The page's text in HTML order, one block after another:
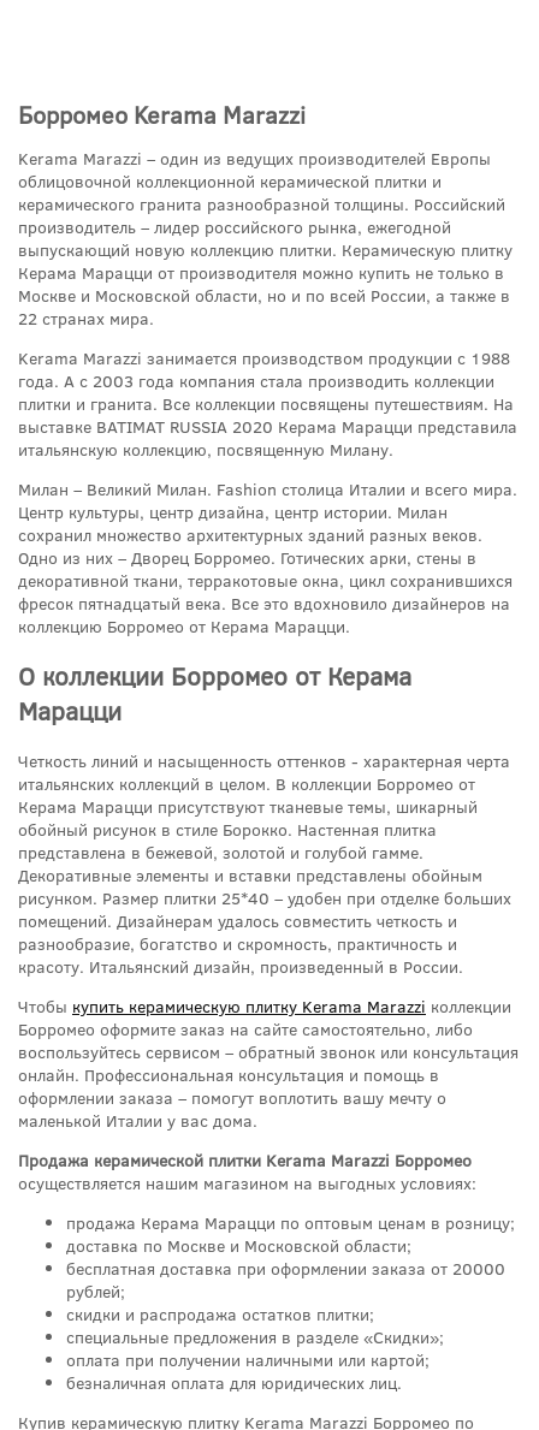
Борромео Kerama Marazzi
Kerama Marazzi – один из ведущих производителей Европы
облицовочной коллекционной керамической плитки и
керамического гранита разнообразной толщины. Российский
производитель – лидер российского рынка, ежегодной
выпускающий новую коллекцию плитки. Керамическую плитку
Керама Марацци от производителя можно купить не только в
Москве и Московской области, но и по всей России, а также в
22 странах мира.
Kerama Marazzi занимается производством продукции с 1988
года. А с 2003 года компания стала производить коллекции
плитки и гранита. Все коллекции посвящены путешествиям. На
выставке BATIMAT RUSSIA 2020 Керама Марацци представила
итальянскую коллекцию, посвященную Милану.
Милан – Великий Милан. Fashion столица Италии и всего мира.
Центр культуры, центр дизайна, центр истории. Милан
сохранил множество архитектурных зданий разных веков.
Одно из них – Дворец Борромео. Готических арки, стены в
декоративной ткани, терракотовые окна, цикл сохранившихся
фресок пятнадцатый века. Все это вдохновило дизайнеров на
коллекцию Борромео от Керама Марацци.
О коллекции Борромео от Керама
Марацци
Четкость линий и насыщенность оттенков - характерная черта
итальянских коллекций в целом. В коллекции Борромео от
Керама Марацци присутствуют тканевые темы, шикарный
обойный рисунок в стиле Борокко. Настенная плитка
представлена в бежевой, золотой и голубой гамме.
Декоративные элементы и вставки представлены обойным
рисунком. Размер плитки 25*40 – удобен при отделке больших
помещений. Дизайнерам удалось совместить четкость и
разнообразие, богатство и скромность, практичность и
красоту. Итальянский дизайн, произведенный в России.
Чтобы купить керамическую плитку Kerama Marazzi коллекции
Борромео оформите заказ на сайте самостоятельно, либо
воспользуйтесь сервисом – обратный звонок или консультация
онлайн. Профессиональная консультация и помощь в
оформлении заказа – помогут воплотить вашу мечту о
маленькой Италии у вас дома.
Продажа керамической плитки Kerama Marazzi Борромео
осуществляется нашим магазином на выгодных условиях:
продажа Керама Марацци по оптовым ценам в розницу;
доставка по Москве и Московской области;
бесплатная доставка при оформлении заказа от 20000
рублей;
скидки и распродажа остатков плитки;
специальные предложения в разделе «Скидки»;
оплата при получении наличными или картой;
безналичная оплата для юридических лиц.
Купив керамическую плитку Kerama Marazzi Борромео по